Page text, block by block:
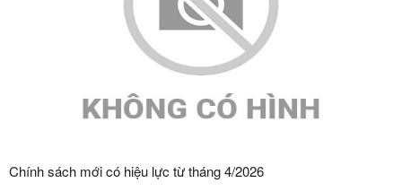
Chính sách mới có hiệu lực từ tháng 4/2026